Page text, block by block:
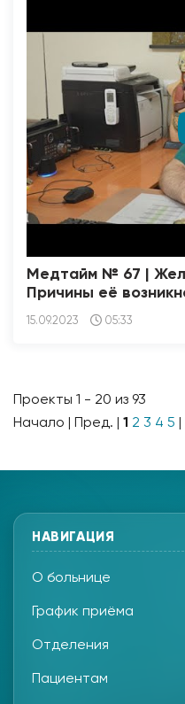
Медтайм № 67 |
Причины её
15.09.2023 05:33
Проекты 1 - 20 из 93
Начало | Пред. | 1 2 3 4 5
НАВИГАЦИЯ
О больнице
График приёма
Отделения
Пациентам